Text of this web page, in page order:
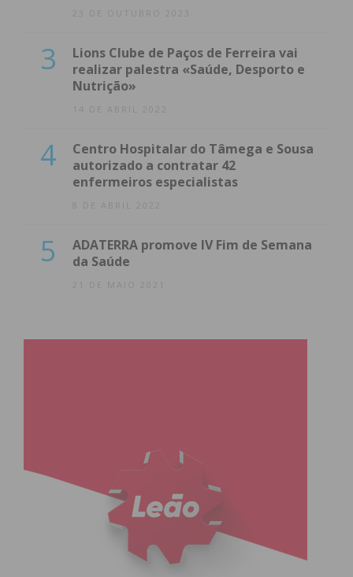
23 DE OUTUBRO 2023
3
Lions Clube de Paços de Ferreira vai
realizar palestra «Saúde, Desporto e
Nutrição»
14 DE ABRIL 2022
4
Centro Hospitalar do Tâmega e Sousa
autorizado a contratar 42
enfermeiros especialistas
8 DE ABRIL 2022
5
ADATERRA promove IV Fim de Semana
da Saúde
21 DE MAIO 2021